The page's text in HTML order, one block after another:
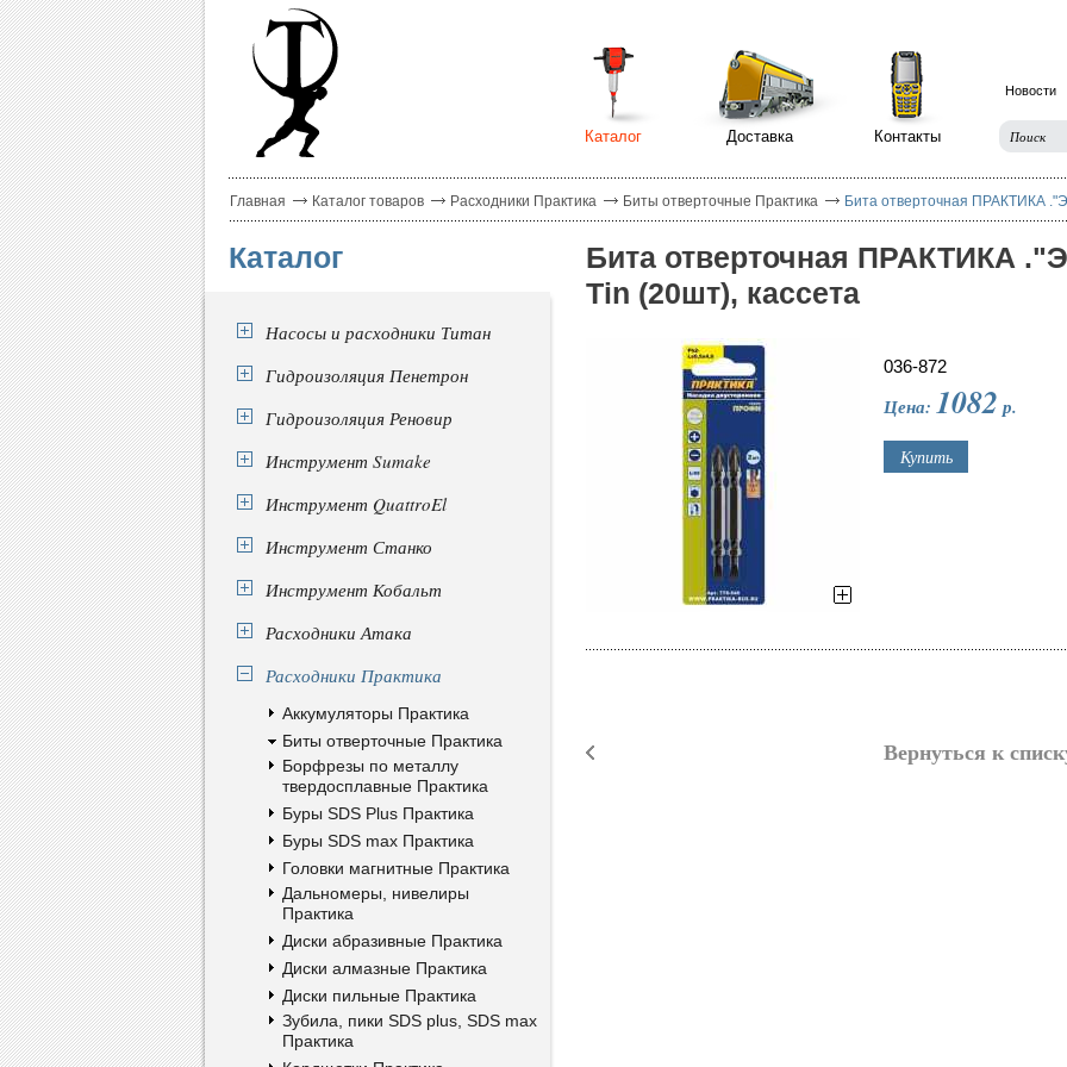
Каталог Доставка Контакты
Новости
Главная Каталог товаров Расходники Практика Биты отверточные Практика Бита отверточная ПРАКТИКА
Каталог
Насосы и расходники Титан
Гидроизоляция Пенетрон
Гидроизоляция Реновир
Инструмент Sumake
Инструмент QuattroEl
Инструмент Станко
Инструмент Кобальт
Расходники Атака
Расходники Практика
Аккумуляторы Практика
Биты отверточные Практика
Борфрезы по металлу
твердосплавные Практика
Буры SDS Plus Практика
Буры SDS max Практика
Головки магнитные Практика
Дальномеры, нивелиры
Практика
Диски абразивные Практика
Диски алмазные Практика
Диски пильные Практика
Зубила, пики SDS plus, SDS max
Практика
Бита отверточная ПРАКТИКА
Tin (20шт), кассета
036-872
Цена: 1082 р.
Вернуться к